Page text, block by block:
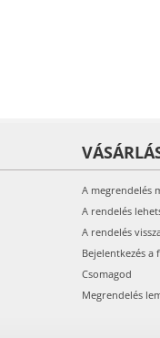
A megrendelés
A rendelés
A rendelés
Bejelentkezés a
Csomagod
Megrendelés